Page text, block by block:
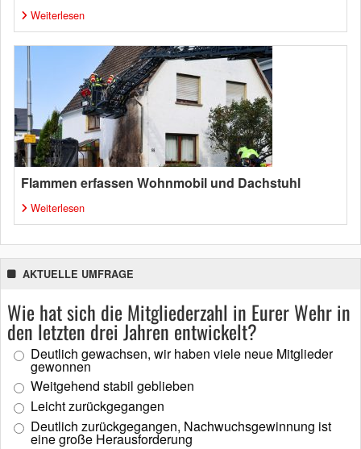
Weiterlesen
Flammen erfassen Wohnmobil und Dachstuhl
Weiterlesen
AKTUELLE UMFRAGE
Wie hat sich die Mitgliederzahl in Eurer Wehr in
den letzten drei Jahren entwickelt?
Deutlich gewachsen, wir haben viele neue Mitglieder
gewonnen
Weitgehend stabil geblieben
Leicht zurückgegangen
Deutlich zurückgegangen, Nachwuchsgewinnung ist
eine große Herausforderung